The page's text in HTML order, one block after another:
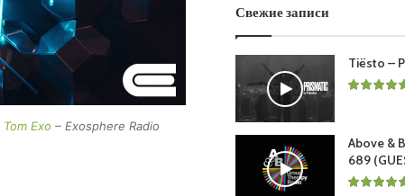
Tom Exo – Exosphere Radio
Свежие записи
Tiësto –
Above &
689